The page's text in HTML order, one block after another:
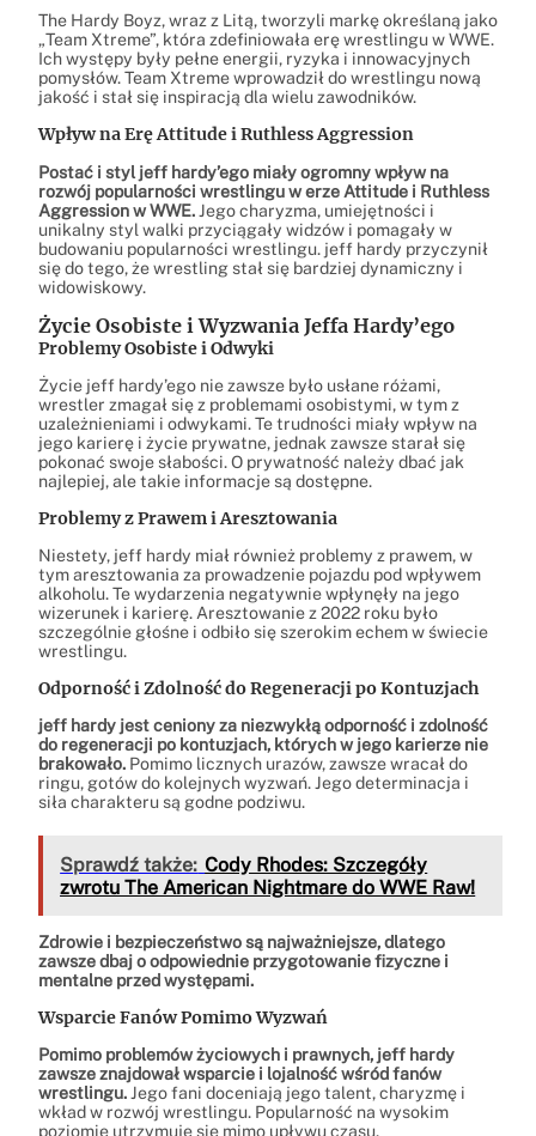
The Hardy Boyz, wraz z Litą, tworzyli markę określaną jako
„Team Xtreme”, która zdefiniowała erę wrestlingu w WWE.
Ich występy były pełne energii, ryzyka i innowacyjnych
pomysłów. Team Xtreme wprowadził do wrestlingu nową
jakość i stał się inspiracją dla wielu zawodników.
Wpływ na Erę Attitude i Ruthless Aggression
Postać i styl jeff hardy’ego miały ogromny wpływ na
rozwój popularności wrestlingu w erze Attitude i Ruthless
Aggression w WWE. Jego charyzma, umiejętności i
unikalny styl walki przyciągały widzów i pomagały w
budowaniu popularności wrestlingu. jeff hardy przyczynił
się do tego, że wrestling stał się bardziej dynamiczny i
widowiskowy.
Życie Osobiste i Wyzwania Jeffa Hardy’ego
Problemy Osobiste i Odwyki
Życie jeff hardy’ego nie zawsze było usłane różami,
wrestler zmagał się z problemami osobistymi, w tym z
uzależnieniami i odwykami. Te trudności miały wpływ na
jego karierę i życie prywatne, jednak zawsze starał się
pokonać swoje słabości. O prywatność należy dbać jak
najlepiej, ale takie informacje są dostępne.
Problemy z Prawem i Aresztowania
Niestety, jeff hardy miał również problemy z prawem, w
tym aresztowania za prowadzenie pojazdu pod wpływem
alkoholu. Te wydarzenia negatywnie wpłynęły na jego
wizerunek i karierę. Aresztowanie z 2022 roku było
szczególnie głośne i odbiło się szerokim echem w świecie
wrestlingu.
Odporność i Zdolność do Regeneracji po Kontuzjach
jeff hardy jest ceniony za niezwykłą odporność i zdolność
do regeneracji po kontuzjach, których w jego karierze nie
brakowało. Pomimo licznych urazów, zawsze wracał do
ringu, gotów do kolejnych wyzwań. Jego determinacja i
siła charakteru są godne podziwu.
Sprawdź także: Cody Rhodes: Szczegóły
zwrotu The American Nightmare do WWE Raw!
Zdrowie i bezpieczeństwo są najważniejsze, dlatego
zawsze dbaj o odpowiednie przygotowanie fizyczne i
mentalne przed występami.
Wsparcie Fanów Pomimo Wyzwań
Pomimo problemów życiowych i prawnych, jeff hardy
zawsze znajdował wsparcie i lojalność wśród fanów
wrestlingu. Jego fani doceniają jego talent, charyzmę i
wkład w rozwój wrestlingu. Popularność na wysokim
poziomie utrzymuje się mimo upływu czasu.